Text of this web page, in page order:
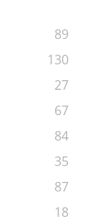
89
130
27
67
84
35
87
18